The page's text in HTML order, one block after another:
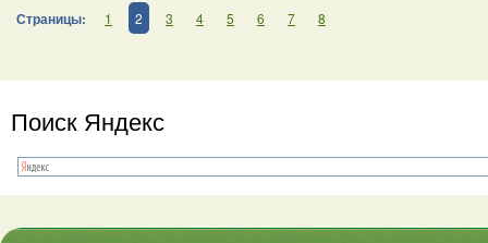
Страницы: 1 2 3 4 5 6 7 8
Поиск Яндекс